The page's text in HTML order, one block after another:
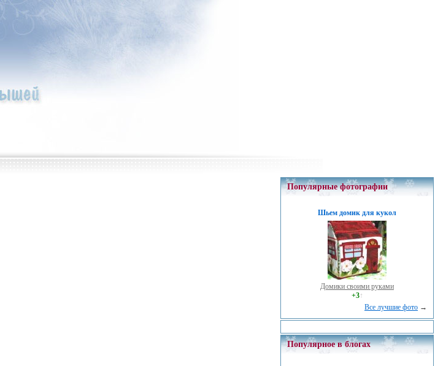
Популярные фотографии
Шьем домик для кукол
Домики своими руками
+3↑
Все лучшие фото →
Популярное в блогах